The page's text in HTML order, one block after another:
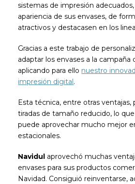
sistemas de impresión
apariencia de sus envases, de
atractivos y destacasen en los
Gracias a este trabajo de
adaptar los envases a la campaña
aplicando para ello nuestro
impresión digital.
Esta técnica, entre otras ventajas,
tiradas de tamaño reducido, lo
puede aprovechar mucho mejor
estacionales.
Navidul aprovechó muchas
envases para sus productos
Navidad. Consiguió reinventarse,